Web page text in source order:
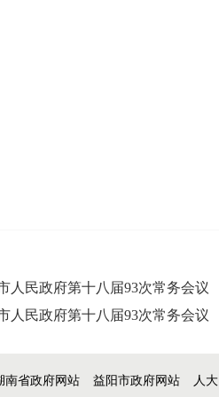
人民政府第十八届93次常务会议
人民政府第十八届93次常务会议
南省政府网站 益阳市政府网站 人大